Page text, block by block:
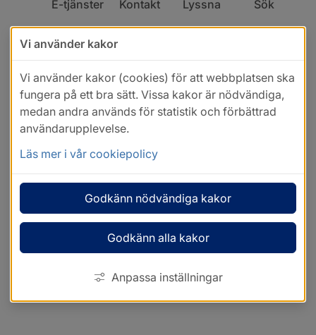
E-tjänster Kontakt Lyssna Sök
Vi använder kakor
Vi använder kakor (cookies) för att webbplatsen ska
fungera på ett bra sätt. Vissa kakor är nödvändiga,
medan andra används för statistik och förbättrad
användarupplevelse.
Läs mer i vår cookiepolicy
Godkänn nödvändiga kakor
Godkänn alla kakor
Anpassa inställningar